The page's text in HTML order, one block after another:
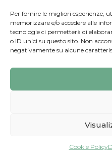
Per fornire le migliori esperienze,
memorizzare e/o accedere alle
tecnologie ci permetterà di
o ID unici su questo sito. Non
negativamente su alcune
Cookie Policy